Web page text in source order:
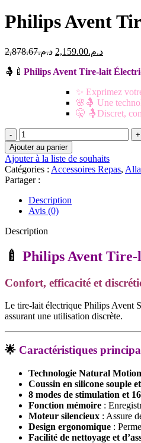
Philips Avent
د.م.2,878.67
Le
initial
د.م.2,878.67.
د.م.2,159.00
Le
actuel
🤱🍼 Philips Avent Tire-lait
✨ Exprimez
🌸🤱 Une
🤫 🤱Discret,
quantité
de
Philips
Avent
Tire-
lait
électrique
Ajouter au panier
Ajouter à la liste de souhaits
Catégories : Accessoires Repas,
Partager :
Description
Avis (0)
Description
🍼 Philips Avent
Confort, efficacité et
Le tire-lait électrique Philips Avent
assurant une utilisation discrète.
🌟 Caractéristiques
Technologie Natural Motion
Coussin en silicone souple
8 modes de stimulation et
Fonction mémoire :
Moteur silencieux : Assure
Design ergonomique :
Facilité de nettoyage et